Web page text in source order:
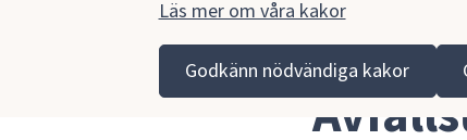
Läs mer om våra kakor
Godkänn nödvändiga kakor
Vara kommun Vår